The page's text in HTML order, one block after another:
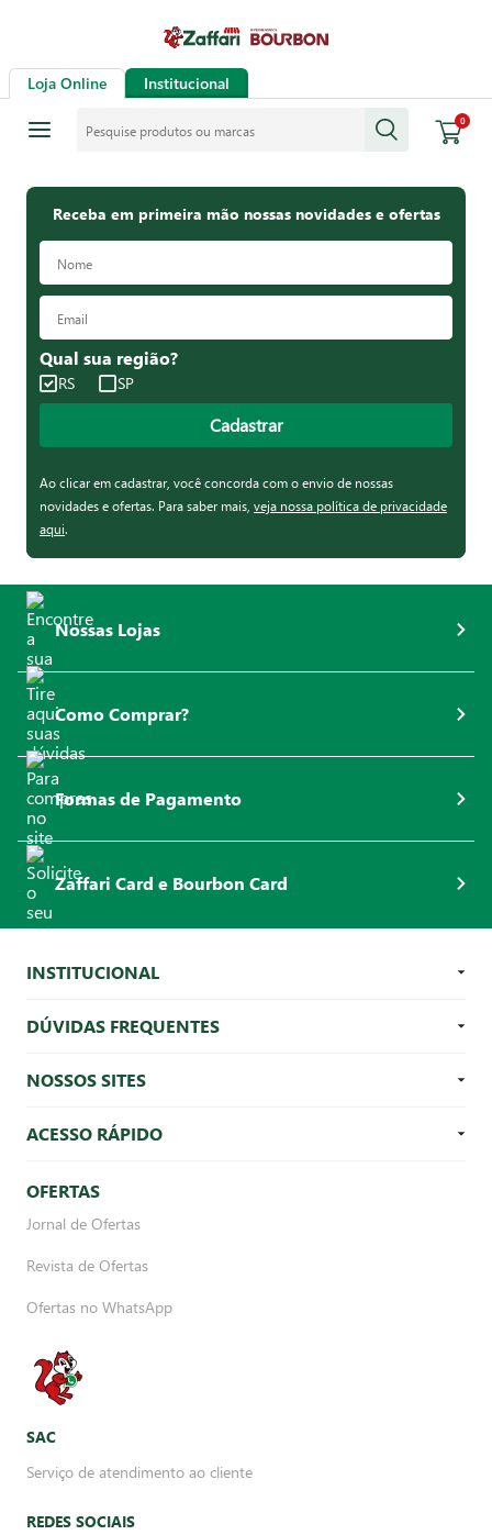
Loja Online Institucional
0
Receba em primeira mão nossas novidades e ofertas
Qual sua região?
RS SP
Cadastrar
Ao clicar em cadastrar, você concorda com o envio de nossas
novidades e ofertas. Para saber mais, veja nossa política de privacidade
aqui.
Nossas Lojas
Como Comprar?
Formas de Pagamento
Zaffari Card e Bourbon Card
INSTITUCIONAL
DÚVIDAS FREQUENTES
NOSSOS SITES
ACESSO RÁPIDO
OFERTAS
Jornal de Ofertas
Revista de Ofertas
Ofertas no WhatsApp
SAC
Serviço de atendimento ao cliente
REDES SOCIAIS